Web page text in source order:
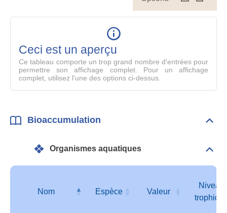
le
Ceci est un aperçu
Ce tableau comporte un trop grand nombre d'entrées pour
permettre son affichage complet. Pour un affichage
complet, utilisez l'une des options ci-dessus.
Bioaccumulation
Organismes aquatiques
Nom Espèce Valeur
Niveau